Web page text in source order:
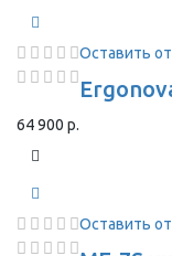
Оставить
64 900 р.
Оставить